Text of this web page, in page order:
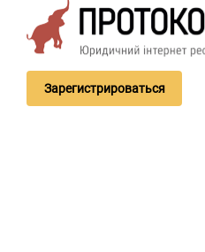
Зарегистрироваться